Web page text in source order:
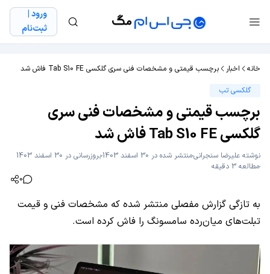
ورود |
ثبت‌نام
خانه اخبار
برچسب قیمتی و مشخصات فنی سری گلکسی Tab S10 FE فاش شد
گلکسی تب
برچسب قیمتی و مشخصات فنی سری
گلکسی Tab S10 FE فاش شد
نوشته علیرضا سنجرانیمنتشر شده در 30 اسفند 1403
بروزرسانی در 30 اسفند 1403
مطالعه 3 دقیقه
0
به تازگی گزارش مفصلی منتشر شده که مشخصات فنی و قیمت‌
تبلت‌های میان‌رده سامسونگ را فاش کرده است.